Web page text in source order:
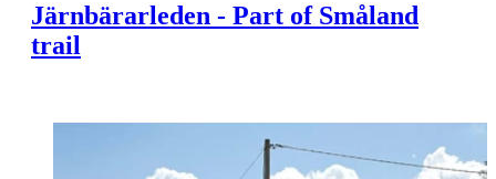
Järnbärarleden - Part of Småland
trail